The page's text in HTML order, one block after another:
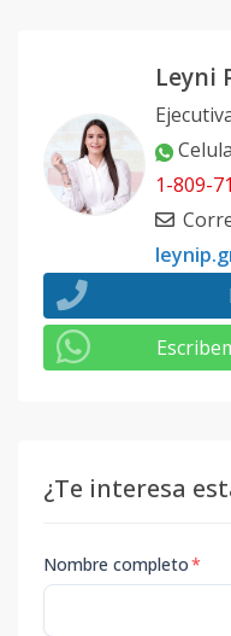
Leyni
1-809-
¿Te interesa
Nombre completo*